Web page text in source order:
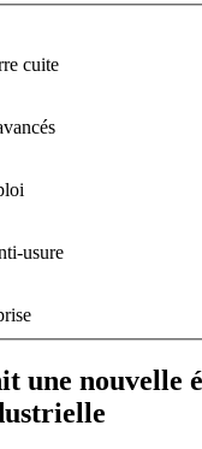
cuite
usure
une nouvelle